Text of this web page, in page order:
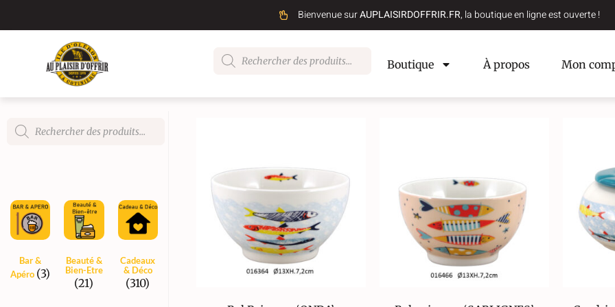
Bienvenue surAUPLAISIRDOFFRIR.FR, la boutique en ligne est ouverte !
Boutique À propos Mon
Bar &
Apéro (3)
Beauté &
Bien-Etre
(21)
Cadeaux
& Déco
(310)